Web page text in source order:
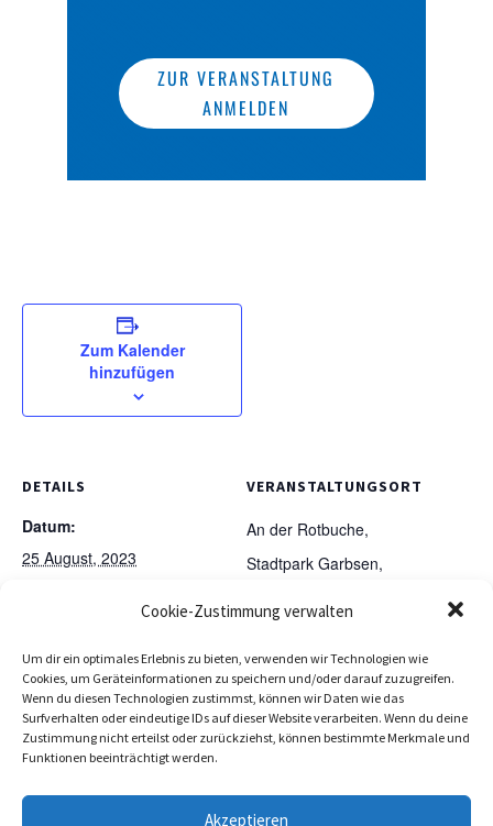
Cookie-Zustimmung verwalten
Um dir ein optimales Erlebnis zu bieten, verwenden wir Technologien wie
Cookies, um Geräteinformationen zu speichern und/oder darauf zuzugreifen.
Wenn du diesen Technologien zustimmst, können wir Daten wie das
Surfverhalten oder eindeutige IDs auf dieser Website verarbeiten. Wenn du deine
Zustimmung nicht erteilst oder zurückziehst, können bestimmte Merkmale und
Funktionen beeinträchtigt werden.
Akzeptieren
ZUR VERANSTALTUNG
ANMELDEN
Zum Kalender
hinzufügen
DETAILS
Datum:
25 August, 2023
VERANSTALTUNGSORT
An der Rotbuche,
Stadtpark Garbsen,
Garbsen , Niedersachsen
Karte anzeigen
NABU-Treffen für alle
Naturfreunde
Fantastische Blütenpracht im Berggarten
Herrenhausen